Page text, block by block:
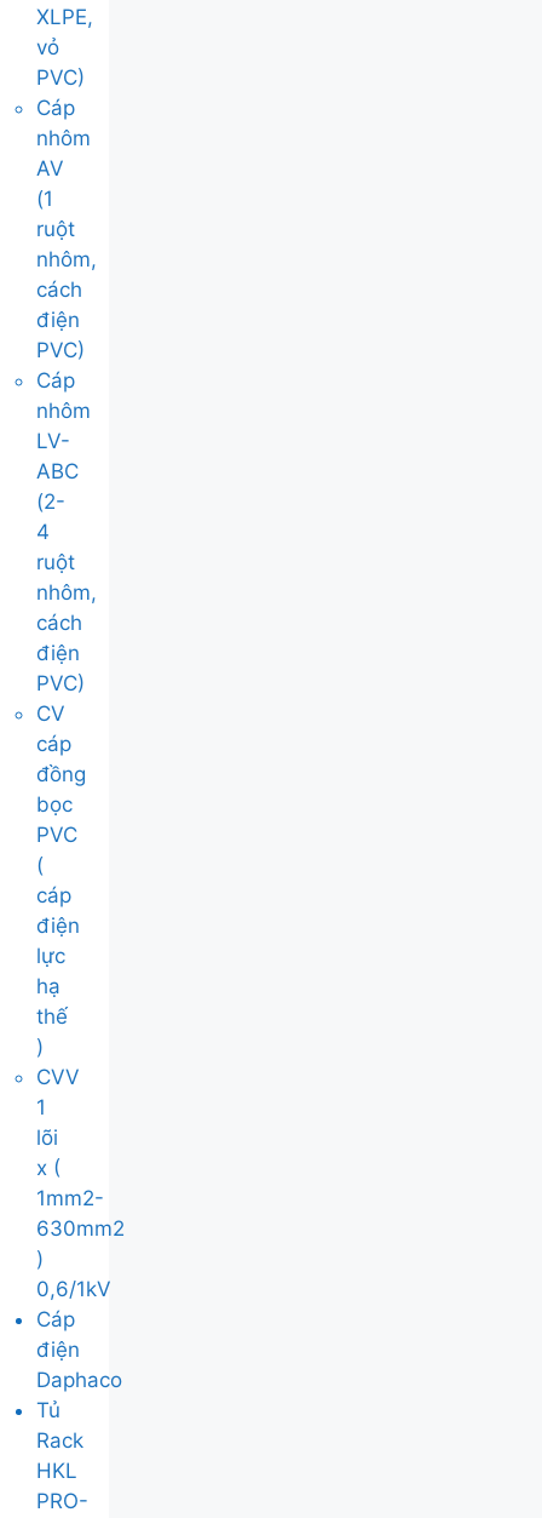
XLPE,
vỏ
PVC)
Cáp
nhôm
AV
(1
ruột
nhôm,
cách
điện
PVC)
Cáp
nhôm
LV-
ABC
(2-
4
ruột
nhôm,
cách
điện
PVC)
CV
cáp
đồng
bọc
PVC
(
cáp
điện
lực
hạ
thế
)
CVV
1
lõi
x (
1mm2-
630mm2
)
0,6/1kV
Cáp
điện
Daphaco
Tủ
Rack
HKL
PRO-